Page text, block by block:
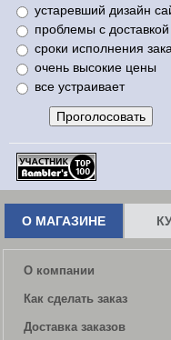
устаревший дизайн
проблемы с доставкой
сроки исполнения
очень высокие цены
все устраивает
О МАГАЗИНЕ
О компании
Как сделать заказ
Доставка заказов